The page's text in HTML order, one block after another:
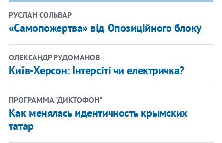
РУСЛАН СОЛЬВАР
​«Самопожертва» від Опозиційного блоку
ОЛЕКСАНДР РУДОМАНОВ
Київ-Херсон: Інтерсіті чи електричка?
ПРОГРАММА "ДИКТОФОН"
Как менялась идентичность крымских
татар